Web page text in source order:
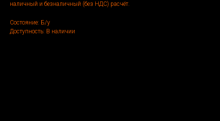
наличный и безналичный (без НДС) расчёт.
Состояние: Б/у
Доступность: В наличии